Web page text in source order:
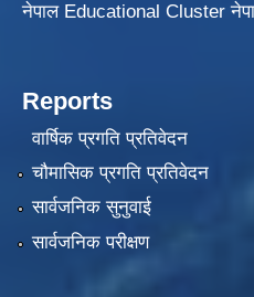
नेपाल Educational Cluster
Reports
वार्षिक प्रगति प्रतिवेदन
चौमासिक प्रगति प्रतिवेदन
सार्वजनिक सुनुवाई
सार्वजनिक परीक्षण